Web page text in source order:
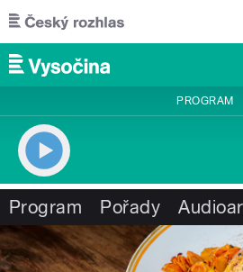
Přejít k hlavnímu obsahu
PROGRAM
Program Pořady